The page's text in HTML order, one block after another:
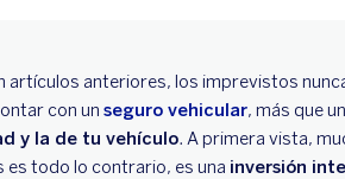
artículos anteriores, los imprevistos
con un seguro vehicular, más que
y la de tu vehículo. A primera vista,
es todo lo contrario, es una inversión